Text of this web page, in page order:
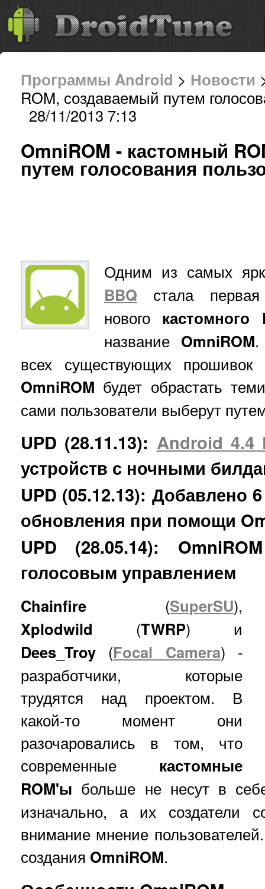
Программы Android > Новости
ROM, создаваемый путем
28/11/2013 7:13
OmniROM - кастомный
путем голосования
Одним из самых
BBQ стала первая
нового кастомного
название OmniROM.
всех существующих
OmniROM будет обрастать
сами пользователи выберут
UPD (28.11.13): Android 4.4
устройств с ночными
UPD (05.12.13): Добавлено
обновления при помощи
UPD (28.05.14):
голосовым управлением
Chainfire (SuperSU),
Xplodwild (TWRP) и
Dees Troy (Focal Camera) -
разработчики, которые
трудятся над проектом. В
какой-то момент они
разочаровались в том, что
современные кастомные
ROM'ы больше не несут в
изначально, а их создатели
внимание мнение
создания OmniROM.